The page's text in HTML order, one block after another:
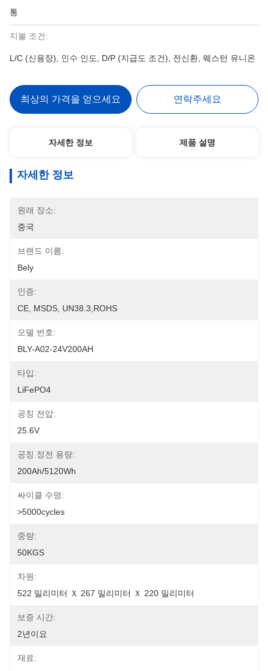
통
지불 조건:
L/C (신용장), 인수 인도, D/P (지급도 조건), 전신환, 웨스턴 유니온
최상의 가격을 얻으세요 연락주세요
자세한 정보 제품 설명
자세한 정보
원래 장소:
중국
브랜드 이름:
Bely
인증:
CE, MSDS, UN38.3,ROHS
모델 번호:
BLY-A02-24V200AH
타입:
LiFePO4
공칭 전압:
25.6V
공칭 정전 용량:
200Ah/5120Wh
싸이클 수명:
>5000cycles
중량:
50KGS
차원:
522 밀리미터 Ｘ 267 밀리미터 Ｘ 220 밀리미터
보증 시간:
2년이요
재료: